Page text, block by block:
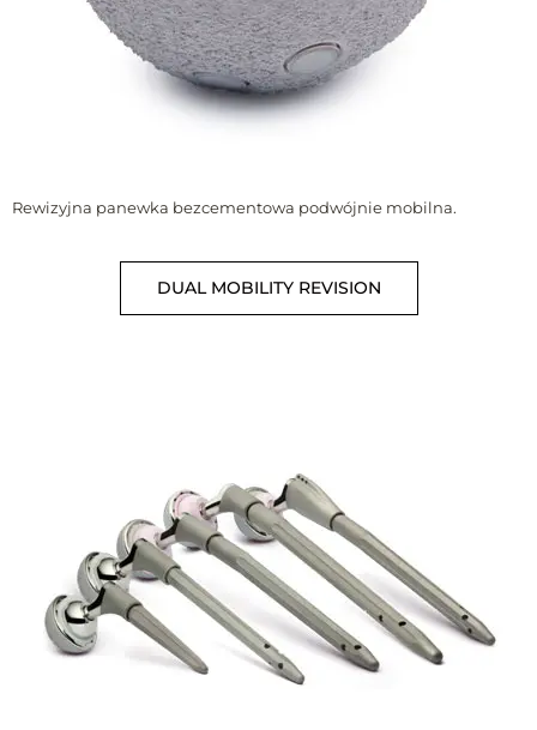
Rewizyjna panewka bezcementowa podwójnie mobilna.
DUAL MOBILITY REVISION